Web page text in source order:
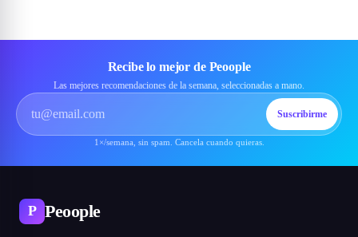
Recibe lo mejor de Peoople
Las mejores recomendaciones de la semana, seleccionadas a mano.
Suscribirme
1×/semana, sin spam. Cancela cuando quieras.
P Peoople